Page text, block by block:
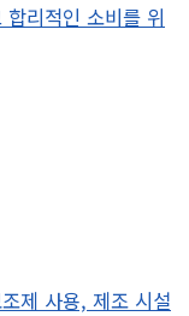
리적인 소비를 위
제 사용, 제조 시설